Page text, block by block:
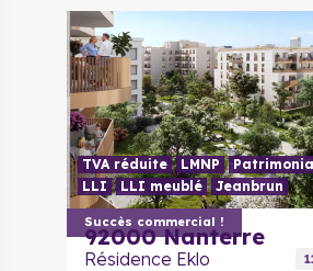
Succès commercial !
TVA réduite LMNP
Patrimonial
LLI
LLI meublé Jeanbrun
92000 Nanterre
Résidence Eklo